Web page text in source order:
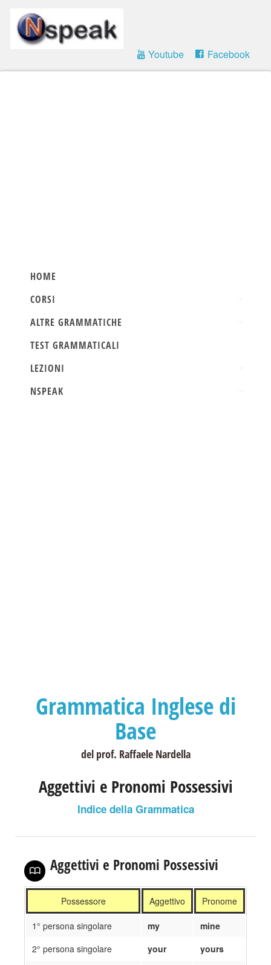
Youtube Facebook
HOME
CORSI
ALTRE GRAMMATICHE
TEST GRAMMATICALI
LEZIONI
NSPEAK
Grammatica Inglese di
Base
del prof. Raffaele Nardella
Aggettivi e Pronomi Possessivi
Indice della Grammatica
Aggettivi e Pronomi Possessivi
Possessore Aggettivo Pronome
1° persona singolare my
mine
2° persona singolare
your
yours